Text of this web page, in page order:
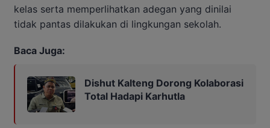
kelas serta memperlihatkan adegan yang dinilai
tidak pantas dilakukan di lingkungan sekolah.
Baca Juga:
Dishut Kalteng Dorong Kolaborasi
Total Hadapi Karhutla